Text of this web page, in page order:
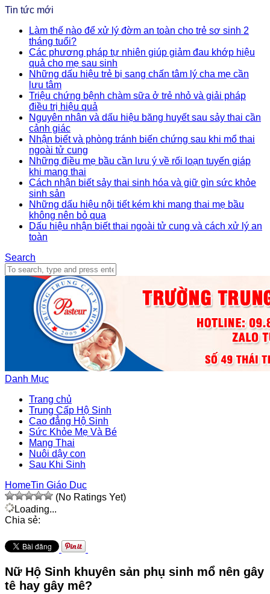
Tin tức mới
Làm thế nào để xử lý đờm an toàn cho trẻ sơ sinh 2
tháng tuổi?
Các phương pháp tự nhiên giúp giảm đau khớp hiệu
quả cho mẹ sau sinh
Những dấu hiệu trẻ bị sang chấn tâm lý cha mẹ cần
lưu tâm
Triệu chứng bệnh chàm sữa ở trẻ nhỏ và giải pháp
điều trị hiệu quả
Nguyên nhân và dấu hiệu băng huyết sau sảy thai cần
cảnh giác
Nhận biết và phòng tránh biến chứng sau khi mổ thai
ngoài tử cung
Những điều mẹ bầu cần lưu ý về rối loạn tuyến giáp
khi mang thai
Cách nhận biết sảy thai sinh hóa và giữ gìn sức khỏe
sinh sản
Những dấu hiệu nội tiết kém khi mang thai mẹ bầu
không nên bỏ qua
Dấu hiệu nhận biết thai ngoài tử cung và cách xử lý an
toàn
Search
Danh Mục
Trang chủ
Trung Cấp Hộ Sinh
Cao đẳng Hộ Sinh
Sức Khỏe Mẹ Và Bé
Mang Thai
Nuôi dậy con
Sau Khi Sinh
HomeTin Giáo Dục
(No Ratings Yet)
Loading...
Chia sẻ:
Nữ Hộ Sinh khuyên sản phụ sinh mổ nên gây
tê hay gây mê?